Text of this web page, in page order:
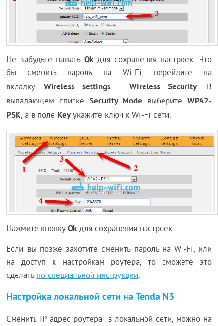
Не забудьте нажать Okдля сохранения настроек. Что
бы сменить пароль на Wi-Fi, перейдите на
вкладку Wireless settings -Wireless Security. В
выпадающем списке Security Mode выберите WPA2-
PSK, а в поле Key укажите ключ к Wi-Fi сети.
Нажмите кнопкуOkдля сохранения настроек.
Если вы позже захотите сменить пароль на Wi-Fi, или
на доступ к настройкам роутера, то сможете это
сделатьпо специальной инструкции.
Настройка локальной сети на Tenda N3
Сменить IP адрес роутера в локальной сети, можно на